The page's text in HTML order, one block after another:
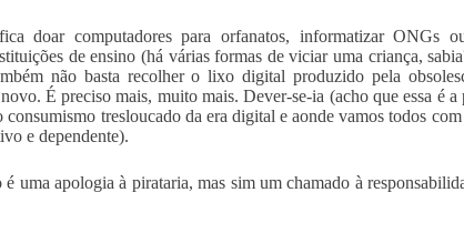
doar computadores para orfanatos, informatizar ONGs
de ensino (há várias formas de viciar uma criança,
não basta recolher o lixo digital produzido pela
É preciso mais, muito mais. Dever-se-ia (acho que essa é
tresloucado da era digital e aonde vamos todos
e dependente).
uma apologia à pirataria, mas sim um chamado à